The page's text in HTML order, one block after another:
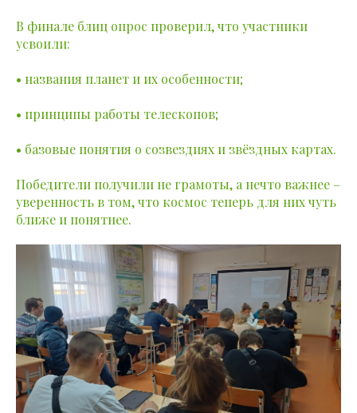
В финале блиц опрос проверил, что участники
усвоили:
• названия планет и их особенности;
• принципы работы телескопов;
• базовые понятия о созвездиях и звёздных картах.
Победители получили не грамоты, а нечто важнее –
уверенность в том, что космос теперь для них чуть
ближе и понятнее.